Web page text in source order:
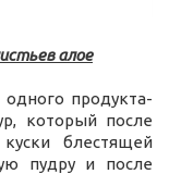
алое
продукта-
который после
блестящей
пудру и после